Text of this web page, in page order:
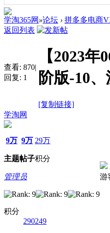
学淘365网 »论坛 › 拼多多电商
返回列表
查看: 870|
回复: 1
【2023
阶版-10
[复制链接]
学淘网
9万
主题
9万
帖子
29万
积分
管理员
积分
290249
游